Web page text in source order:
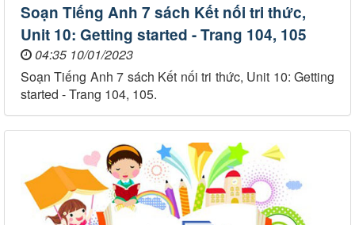
Soạn Tiếng Anh 7 sách Kết nối tri thức,
Unit 10: Getting started - Trang 104, 105
04:35 10/01/2023
Soạn Tiếng Anh 7 sách Kết nối tri thức, Unit 10: Getting
started - Trang 104, 105.